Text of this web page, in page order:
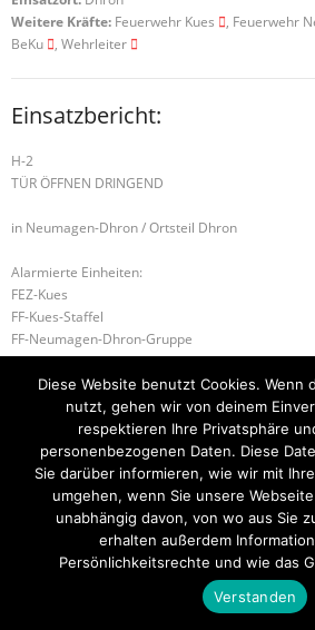
Weitere Kräfte: Feuerwehr Kues , Feuerwehr
BeKu
, Wehrleiter
Einsatzbericht:
H-2
TÜR ÖFFNEN DRINGEND
in Neumagen-Dhron / Ortsteil Dhron
Alarmierte Einheiten:
FEZ-Kues
FF-Kues-Staffel
FF-Neumagen-Dhron-Gruppe
BeKu WL
W-2 WASSERRETTUNGSEINSATZ H-2
Startseite Einsätze Mitglied werden
Kontakt
Think Up Themes Ltd
Diese Website benutzt Cookies. Wenn
nutzt, gehen wir von deinem
respektieren Ihre Privatsphäre
personenbezogenen Daten. Diese
Sie darüber informieren, wie wir mit
umgehen, wenn Sie unsere
unabhängig davon, von wo aus Sie
erhalten außerdem
Persönlichkeitsrechte und wie das
Verstanden